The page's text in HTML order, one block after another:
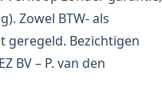
Zowel BTW- als
geregeld. Bezichtigen
BV – P. van den